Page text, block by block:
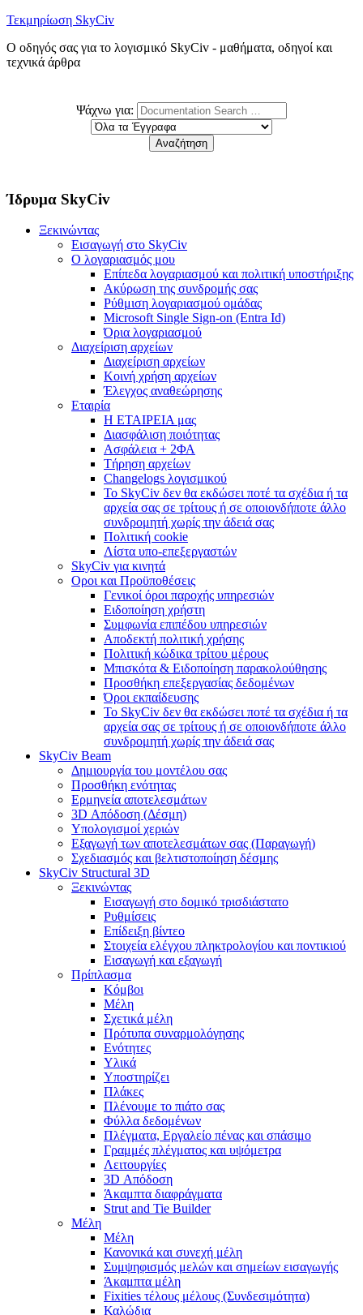
Τεκμηρίωση SkyCiv
Ο οδηγός σας για το λογισμικό SkyCiv - μαθήματα, οδηγοί και
τεχνικά άρθρα
Ψάχνω για:
Ίδρυμα SkyCiv
Ξεκινώντας
Εισαγωγή στο SkyCiv
Ο λογαριασμός μου
Επίπεδα λογαριασμού και πολιτική υποστήριξης
Ακύρωση της συνδρομής σας
Ρύθμιση λογαριασμού ομάδας
Microsoft Single Sign-on (Entra Id)
Όρια λογαριασμού
Διαχείριση αρχείων
Διαχείριση αρχείων
Κοινή χρήση αρχείων
Έλεγχος αναθεώρησης
Εταιρία
Η ΕΤΑΙΡΕΙΑ μας
Διασφάλιση ποιότητας
Ασφάλεια + 2ΦΑ
Τήρηση αρχείων
Changelogs λογισμικού
Το SkyCiv δεν θα εκδώσει ποτέ τα σχέδια ή τα
αρχεία σας σε τρίτους ή σε οποιονδήποτε άλλο
συνδρομητή χωρίς την άδειά σας
Πολιτική cookie
Λίστα υπο-επεξεργαστών
SkyCiv για κινητά
Οροι και Προϋποθέσεις
Γενικοί όροι παροχής υπηρεσιών
Ειδοποίηση χρήστη
Συμφωνία επιπέδου υπηρεσιών
Αποδεκτή πολιτική χρήσης
Πολιτική κώδικα τρίτου μέρους
Μπισκότα & Ειδοποίηση παρακολούθησης
Προσθήκη επεξεργασίας δεδομένων
Όροι εκπαίδευσης
Το SkyCiv δεν θα εκδώσει ποτέ τα σχέδια ή τα
αρχεία σας σε τρίτους ή σε οποιονδήποτε άλλο
συνδρομητή χωρίς την άδειά σας
SkyCiv Beam
Δημιουργία του μοντέλου σας
Προσθήκη ενότητας
Ερμηνεία αποτελεσμάτων
3D Απόδοση (Δέσμη)
Υπολογισμοί χεριών
Εξαγωγή των αποτελεσμάτων σας (Παραγωγή)
Σχεδιασμός και βελτιστοποίηση δέσμης
SkyCiv Structural 3D
Ξεκινώντας
Εισαγωγή στο δομικό τρισδιάστατο
Ρυθμίσεις
Επίδειξη βίντεο
Στοιχεία ελέγχου πληκτρολογίου και ποντικιού
Εισαγωγή και εξαγωγή
Πρίπλασμα
Κόμβοι
Μέλη
Σχετικά μέλη
Πρότυπα συναρμολόγησης
Ενότητες
Υλικά
Υποστηρίζει
Πλάκες
Πλένουμε το πιάτο σας
Φύλλα δεδομένων
Πλέγματα, Εργαλείο πένας και σπάσιμο
Γραμμές πλέγματος και υψόμετρα
Λειτουργίες
3D Απόδοση
Άκαμπτα διαφράγματα
Strut and Tie Builder
Μέλη
Μέλη
Κανονικά και συνεχή μέλη
Συμψηφισμός μελών και σημείων εισαγωγής
Άκαμπτα μέλη
Fixities τέλους μέλους (Συνδεσιμότητα)
Καλώδια